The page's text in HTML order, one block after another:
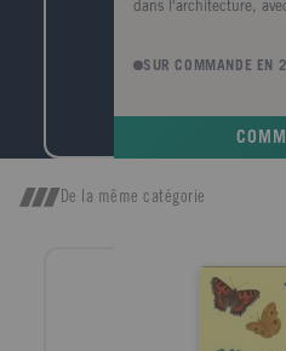
dans l'architecture,
Architecture
nouveau regard sur le
SUR COMMANDE EN
De la même catégorie